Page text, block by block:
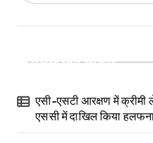
Recent Posts
एसी-एसटी आरक्षण में क्रीमी
एससी में दाखिल किया